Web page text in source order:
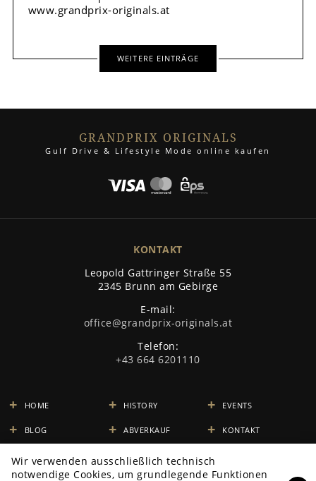
Wir verwenden ausschließlich technisch
notwendige Cookies, um grundlegende Funktionen
www.grandprix-originals.at
WEITERE EINTRÄGE
GRANDPRIX ORIGINALS
Gulf Drive & Lifestyle Mode online kaufen
KONTAKT
Leopold Gattringer Straße 55
2345 Brunn am Gebirge
E-mail:
office@grandprix-originals.at
Telefon:
+43 664 6201110
HOME HISTORY EVENTS
BLOG ABVERKAUF KONTAKT